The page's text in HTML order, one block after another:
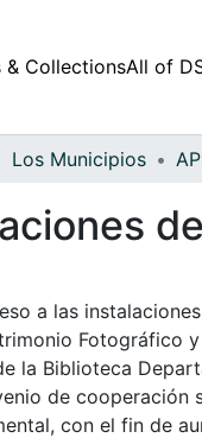
& CollectionsAll of
Los Municipios
a las
Fotográfico
la Biblioteca
de cooperación
con el fin de